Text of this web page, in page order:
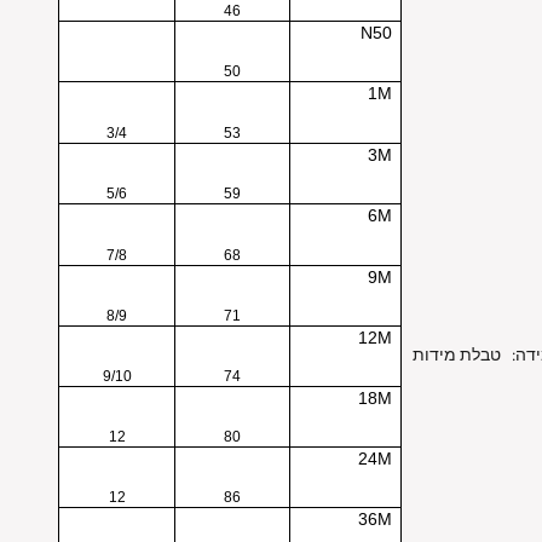
טבלת מידות
46
N50
50
1M
53
3/4
3M
59
5/6
6M
68
7/8
9M
71
8/9
12M
74
9/10
18M
80
12
24M
86
12
36M